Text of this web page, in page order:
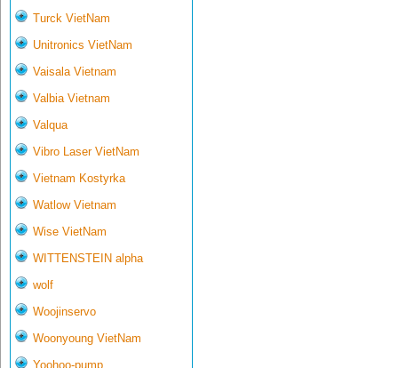
Turck VietNam
Unitronics VietNam
Vaisala Vietnam
Valbia Vietnam
Valqua
Vibro Laser VietNam
Vietnam Kostyrka
Watlow Vietnam
Wise VietNam
WITTENSTEIN alpha
wolf
Woojinservo
Woonyoung VietNam
Yoohoo-pump